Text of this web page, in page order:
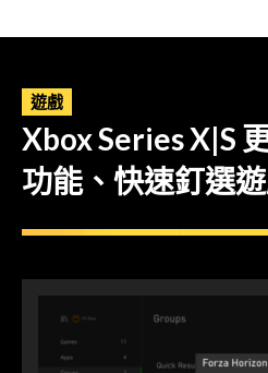
遊戲
Xbox Series X|S
功能、快速釘選